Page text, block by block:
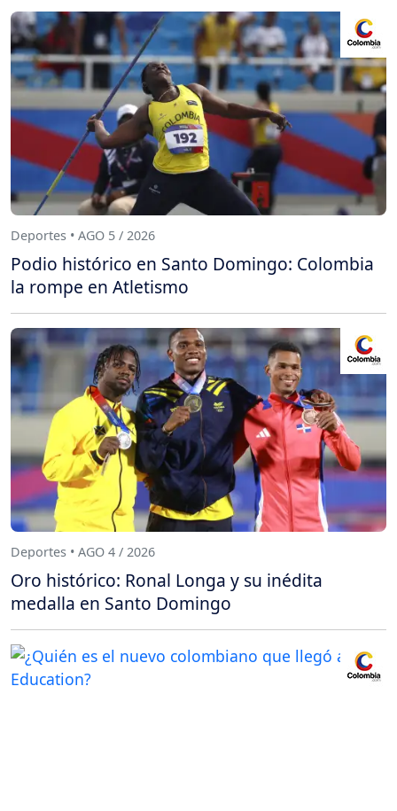
Deportes • AGO 5 / 2026
Podio histórico en Santo Domingo: Colombia
la rompe en Atletismo
Deportes • AGO 4 / 2026
Oro histórico: Ronal Longa y su inédita
medalla en Santo Domingo